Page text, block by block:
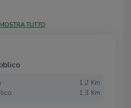
Completano la proprietà
soluzione abitativa che
in una posizione
TUTTO
1,2 Km
1,3 Km